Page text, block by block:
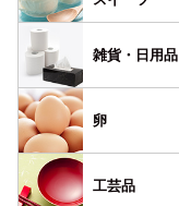
雑貨・ 日用品
卵
工芸品